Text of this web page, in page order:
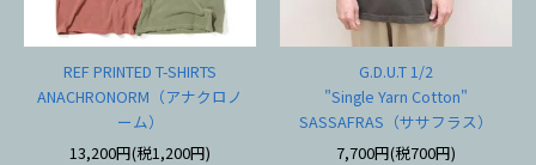
REF PRINTED T-SHIRTS
ANACHRONORM（アナクロノ
ーム）
13,200円(税1,200円)
G.D.U.T 1/2
"Single Yarn Cotton"
SASSAFRAS（ササフラス）
7,700円(税700円)